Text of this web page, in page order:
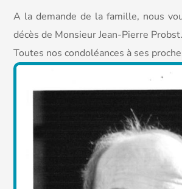
A la demande de la famille, nous
décès de Monsieur Jean-Pierre Probst.
Toutes nos condoléances à ses